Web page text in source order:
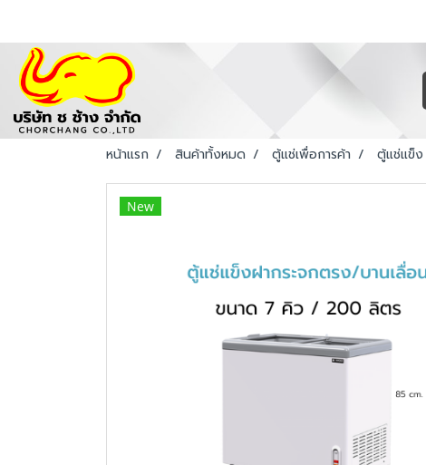
หน้าแรก สินค้าทั้งหมด ตู้แช่เพื่อการค้า ตู้แช่แข็ง
New